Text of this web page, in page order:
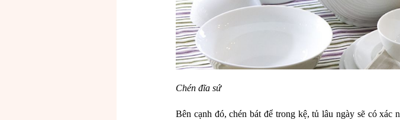
Chén đĩa sứ
Bên cạnh đó, chén bát để trong kệ, tủ lâu ngày sẽ có